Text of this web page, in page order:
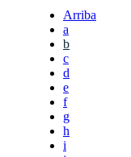
Arriba
a
b
c
d
e
f
g
h
i